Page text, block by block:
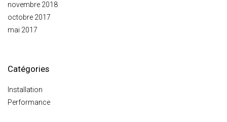
novembre 2018
octobre 2017
mai 2017
Catégories
Installation
Performance